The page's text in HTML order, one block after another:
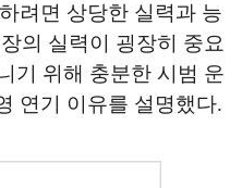
려면 상당한 실력과 능
의 실력이 굉장히 중요
기 위해 충분한 시범 운
연기 이유를 설명했다.